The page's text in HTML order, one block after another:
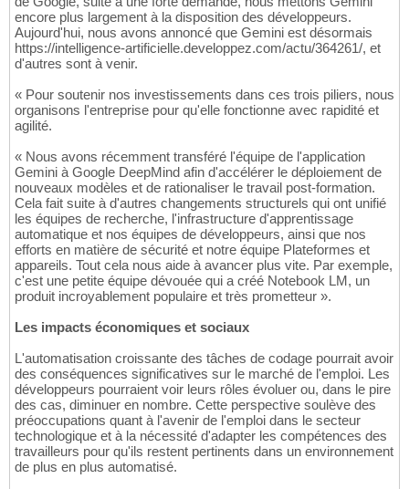
encore plus largement à la disposition des développeurs.
Aujourd'hui, nous avons annoncé que Gemini est désormais
https://intelligence-artificielle.developpez.com/actu/364261/, et
d'autres sont à venir.
« Pour soutenir nos investissements dans ces trois piliers, nous
organisons l'entreprise pour qu'elle fonctionne avec rapidité et
agilité.
« Nous avons récemment transféré l'équipe de l'application
Gemini à Google DeepMind afin d'accélérer le déploiement de
nouveaux modèles et de rationaliser le travail post-formation.
Cela fait suite à d'autres changements structurels qui ont unifié
les équipes de recherche, l'infrastructure d'apprentissage
automatique et nos équipes de développeurs, ainsi que nos
efforts en matière de sécurité et notre équipe Plateformes et
appareils. Tout cela nous aide à avancer plus vite. Par exemple,
c'est une petite équipe dévouée qui a créé Notebook LM, un
produit incroyablement populaire et très prometteur ».
Les impacts économiques et sociaux
L'automatisation croissante des tâches de codage pourrait avoir
des conséquences significatives sur le marché de l'emploi. Les
développeurs pourraient voir leurs rôles évoluer ou, dans le pire
des cas, diminuer en nombre. Cette perspective soulève des
préoccupations quant à l'avenir de l'emploi dans le secteur
technologique et à la nécessité d'adapter les compétences des
travailleurs pour qu'ils restent pertinents dans un environnement
de plus en plus automatisé.